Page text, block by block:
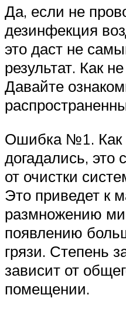
Да, если не
дезинфекция
это даст не
результат. Как
Давайте
Ошибка №1. Как
догадались, это
от очистки
Это приведет к
размножению
появлению
грязи. Степень
зависит от
помещении.